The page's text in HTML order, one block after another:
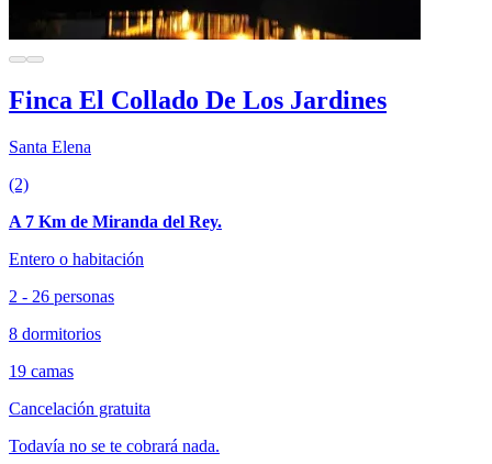
Finca El Collado De Los Jardines
Santa Elena
(2)
A 7 Km de Miranda del Rey.
Entero o habitación
2 - 26 personas
8 dormitorios
19 camas
Cancelación gratuita
Todavía no se te cobrará nada.